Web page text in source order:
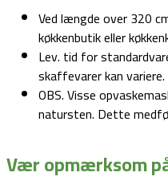
Ved længde over 320
køkkenbutik eller
Lev. tid for
skaffevarer kan variere.
OBS. Visse
natursten. Dette
Vær opmærksom